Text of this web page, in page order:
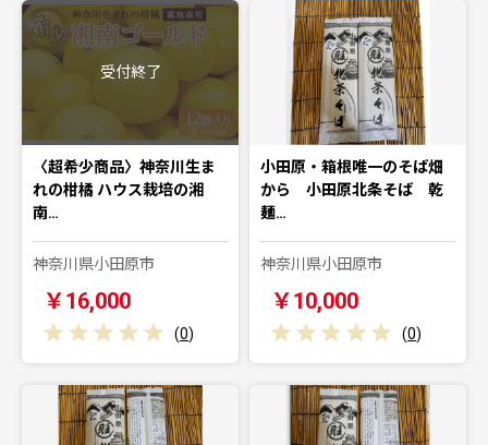
受付終了
〈超希少商品〉神奈川生ま
れの柑橘 ハウス栽培の湘
南…
神奈川県小田原市
￥16,000
(0)
小田原・箱根唯一のそば畑
から 小田原北条そば 乾
麺…
神奈川県小田原市
￥10,000
(0)